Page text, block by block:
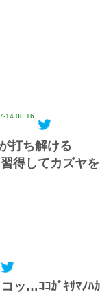
14 08:16
打ち解ける
得してカズヤを
コッ…ｺｺｶﾞｷｻﾏﾉﾊｶ